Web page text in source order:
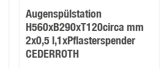
Augenspülstation
H560xB290xT120circa mm
2x0,5 l,1xPflasterspender
CEDERROTH